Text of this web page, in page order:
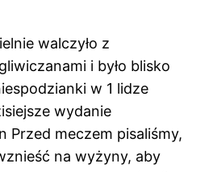
walczyło z
i było blisko
w 1 lidze
wydanie
Przed meczem pisaliśmy,
na wyżyny, aby